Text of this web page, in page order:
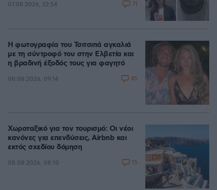
07.08.2026, 22:54 71
Η φωτογραφία του Τσιτσιπά αγκαλιά
με τη σύντροφό του στην Ελβετία και
η βραδινή έξοδός τους για φαγητό
08.08.2026, 09:14 45
Χωροταξικό για τον τουρισμό: Οι νέοι
κανόνες για επενδύσεις, Airbnb και
εκτός σχεδίου δόμηση
08.08.2026, 08:10 15